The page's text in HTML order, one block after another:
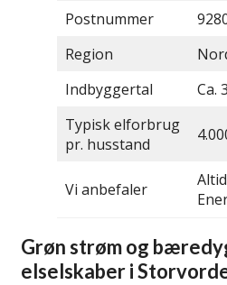
Postnummer
Region
Indbyggertal
Ca.
Typisk elforbrug
pr. husstand
Vi anbefaler
Grøn strøm og
elselskaber i